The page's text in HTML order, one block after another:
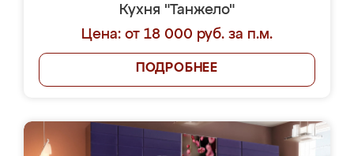
Кухня "Танжело"
Цена: от 18 000 руб. за п.м.
ПОДРОБНЕЕ